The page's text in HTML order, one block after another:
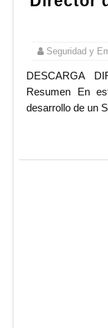
Seguridad y
DESCARGA
Resumen En
desarrollo de un